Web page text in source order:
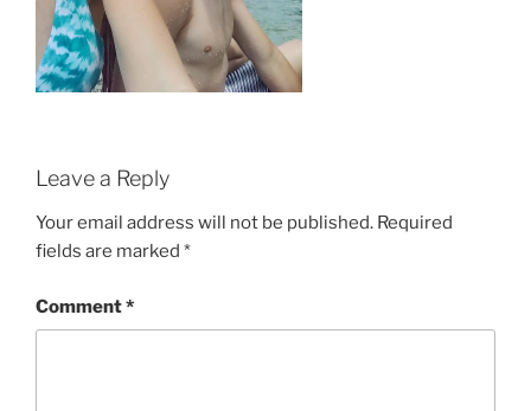
Leave a Reply
Your email address will not be published. Required
fields are marked *
Comment*